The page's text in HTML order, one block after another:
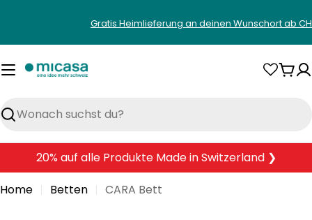
springen
Gratis Heimlieferung an deinen Wunschort ab
Suchen
20% auf alle Produkte Made in Switzerland ❯
Home
Betten CARA Bett